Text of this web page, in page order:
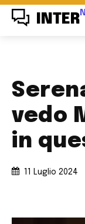
INTER
vedo
in
11 Luglio 2024